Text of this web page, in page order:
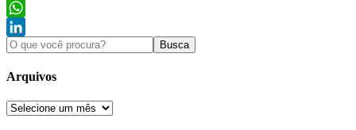
Twitter
WhatsApp
LinkedIn
Arquivos